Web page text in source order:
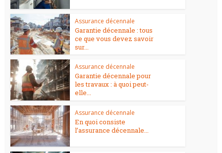
Assurance décennale
Garantie décennale : tous
ce que vous devez savoir
sur...
Assurance décennale
Garantie décennale pour
les travaux : à quoi peut-
elle...
Assurance décennale
En quoi consiste
l’assurance décennale...